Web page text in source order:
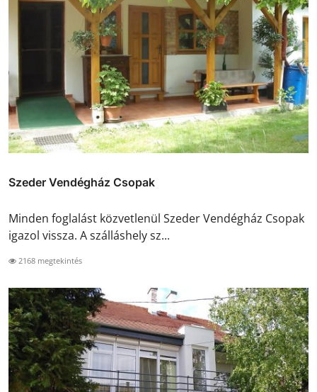
Szeder Vendégház Csopak
Minden foglalást közvetlenül Szeder Vendégház Csopak
igazol vissza. A szálláshely sz...
2168 megtekintés